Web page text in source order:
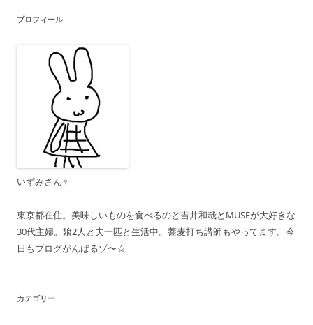
ー
プロフィール
いずみさん♀
東京都在住。美味しいものを食べるのと吉井和哉とMUSEが大好きな
30代主婦。娘2人と夫一匹と生活中。蕎麦打ち講師もやってます。今
日もブログがんばるゾ〜☆
カテゴリー